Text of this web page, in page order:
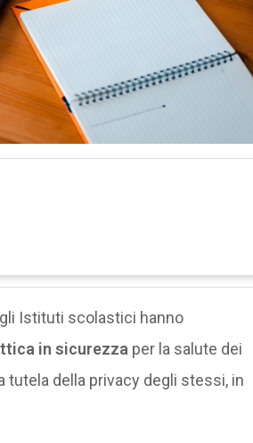
Istituti scolastici hanno
in sicurezza per la salute dei
tutela della privacy degli stessi, in